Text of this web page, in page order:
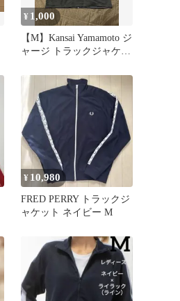
¥ 1,000
【M】Kansai Yamamoto ジ
ャージ トラックジャケッ
¥ 10,980
FRED PERRY トラックジ
ャケット ネイビー M